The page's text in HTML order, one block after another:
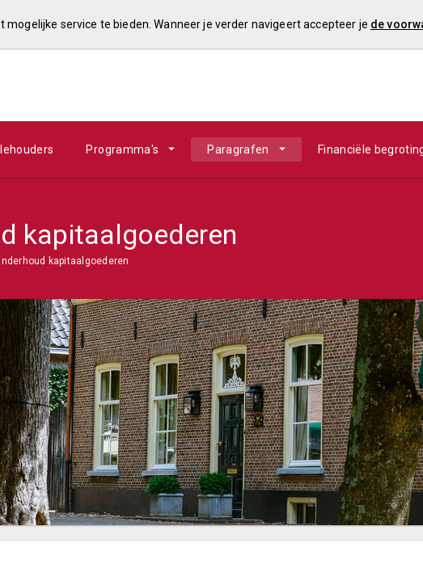
Programma's Paragrafen Financiële
kapitaalgoederen
kapitaalgoederen
mogelijke service te bieden. Wanneer je verder navigeert accepteer je de